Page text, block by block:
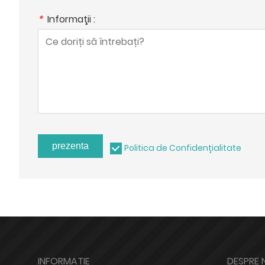
* Informaţii :
prezenta Politica de Confidențialitate
INFORMAȚIE DESPRE